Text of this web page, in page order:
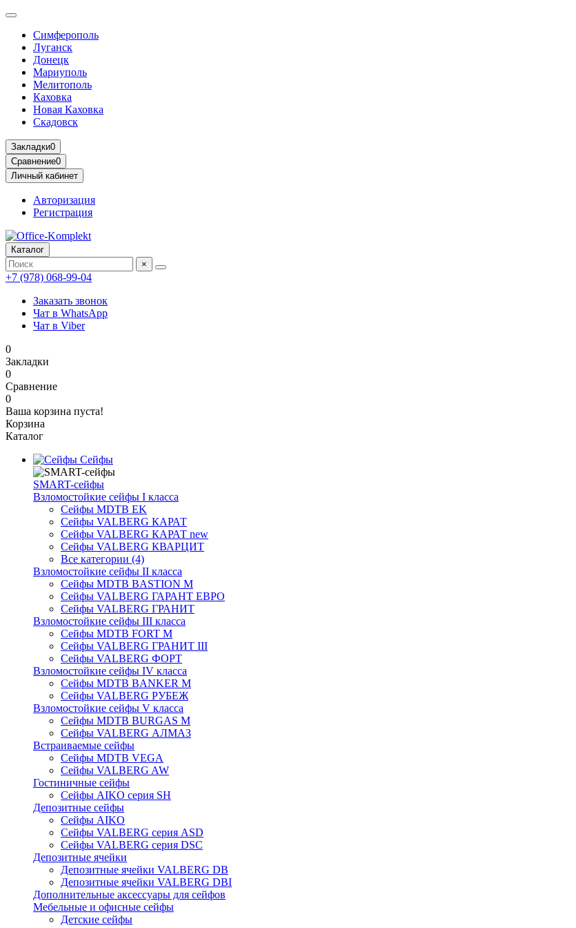
Симферополь
Луганск
Донецк
Мариуполь
Мелитополь
Каховка
Новая Каховка
Скадовск
Закладки0
Сравнение0
Личный кабинет
Авторизация
Регистрация
Каталог
×
+7 (978) 068-99-04
Заказать звонок
Чат в WhatsApp
Чат в Viber
0
Закладки
0
Сравнение
0
Ваша корзина пуста!
Корзина
Каталог
Сейфы
SMART-сейфы
Взломостойкие сейфы I класса
Сейфы MDTB EK
Сейфы VALBERG КАРАТ
Сейфы VALBERG КАРАТ new
Сейфы VALBERG КВАРЦИТ
Все категории (4)
Взломостойкие сейфы II класса
Сейфы MDTB BASTION M
Сейфы VALBERG ГАРАНТ ЕВРО
Сейфы VALBERG ГРАНИТ
Взломостойкие сейфы III класса
Сейфы MDTB FORT M
Сейфы VALBERG ГРАНИТ III
Сейфы VALBERG ФОРТ
Взломостойкие сейфы IV класса
Сейфы MDTB BANKER M
Сейфы VALBERG РУБЕЖ
Взломостойкие сейфы V класса
Сейфы MDTB BURGAS M
Сейфы VALBERG АЛМАЗ
Встраиваемые сейфы
Сейфы MDTB VEGA
Сейфы VALBERG AW
Гостиничные сейфы
Сейфы AIKO серия SH
Депозитные сейфы
Сейфы AIKO
Сейфы VALBERG серия ASD
Сейфы VALBERG серия DSC
Депозитные ячейки
Депозитные ячейки VALBERG DB
Депозитные ячейки VALBERG DBI
Дополнительные аксессуары для сейфов
Мебельные и офисные сейфы
Детские сейфы